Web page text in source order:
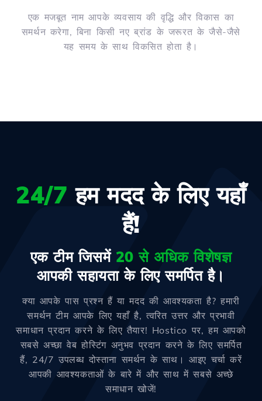
एक मजबूत नाम आपके व्यवसाय की वृद्धि और विकास का
समर्थन करेगा, बिना किसी नए ब्रांड के जरूरत के जैसे-जैसे
यह समय के साथ विकसित होता है।
24/7 हम मदद के लिए यहाँ
हैं!
एक टीम जिसमें 20 से अधिक विशेषज्ञ
आपकी सहायता के लिए समर्पित है।
क्या आपके पास प्रश्न हैं या मदद की आवश्यकता है? हमारी
समर्थन टीम आपके लिए यहाँ है, त्वरित उत्तर और प्रभावी
समाधान प्रदान करने के लिए तैयार! Hostico पर, हम आपको
सबसे अच्छा वेब होस्टिंग अनुभव प्रदान करने के लिए समर्पित
हैं, 24/7 उपलब्ध दोस्ताना समर्थन के साथ। आइए चर्चा करें
आपकी आवश्यकताओं के बारे में और साथ में सबसे अच्छे
समाधान खोजें!